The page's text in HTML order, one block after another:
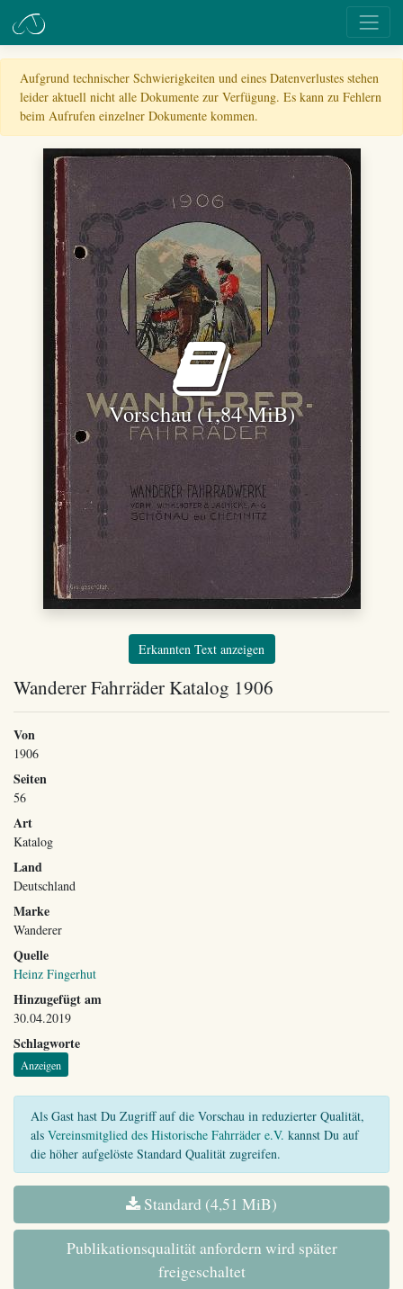
Aufgrund technischer Schwierigkeiten und eines Datenverlustes stehen
leider aktuell nicht alle Dokumente zur Verfügung. Es kann zu Fehlern
beim Aufrufen einzelner Dokumente kommen.
Vorschau (1,84 MiB)
Erkannten Text anzeigen
Wanderer Fahrräder Katalog 1906
Von
1906
Seiten
56
Art
Katalog
Land
Deutschland
Marke
Wanderer
Quelle
Heinz Fingerhut
Hinzugefügt am
30.04.2019
Schlagworte
Anzeigen
Als Gast hast Du Zugriff auf die Vorschau in reduzierter Qualität,
als Vereinsmitglied des Historische Fahrräder e.V. kannst Du auf
die höher aufgelöste Standard Qualität zugreifen.
Standard (4,51 MiB)
Publikationsqualität anfordern wird später
freigeschaltet